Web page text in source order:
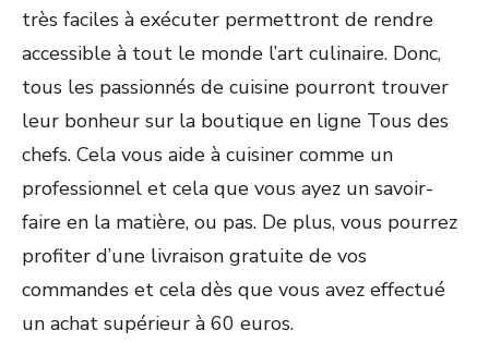
très faciles à exécuter permettront de rendre
accessible à tout le monde l’art culinaire. Donc,
tous les passionnés de cuisine pourront trouver
leur bonheur sur la boutique en ligne Tous des
chefs. Cela vous aide à cuisiner comme un
professionnel et cela que vous ayez un savoir-
faire en la matière, ou pas. De plus, vous pourrez
profiter d’une livraison gratuite de vos
commandes et cela dès que vous avez effectué
un achat supérieur à 60 euros.